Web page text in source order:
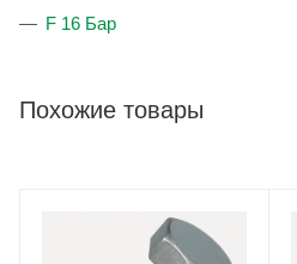
F 16 Бар
Похожие товары